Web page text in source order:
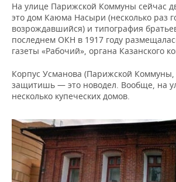
На улице Парижской Коммуны сейчас
это дом Каюма Насыри (несколько раз
возрождавшийся) и типография
последнем ОКН в 1917 году
газеты «Рабочий», органа Казанского
Корпус Усманова (Парижской
защитишь — это новодел. Вообще, на
несколько купеческих домов.